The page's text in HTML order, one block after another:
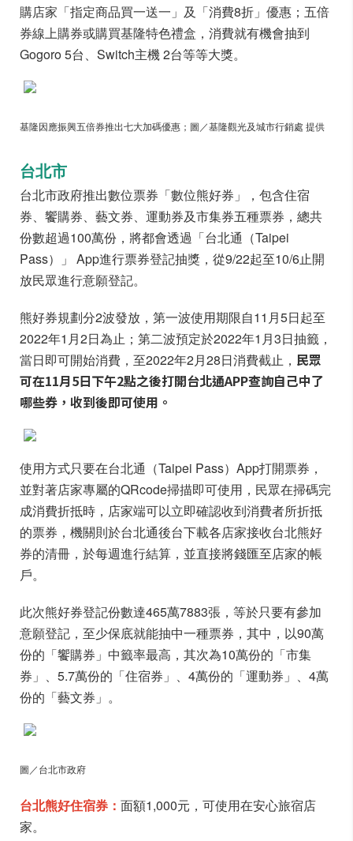
購店家「指定商品買一送一」及「消費8折」優惠；五倍
券線上購券或購買基隆特色禮盒，消費就有機會抽到
Gogoro 5台、Switch主機 2台等等大獎。
基隆因應振興五倍券推出七大加碼優惠；圖／基隆觀光及城市行銷處 提供
台北市
台北市政府推出數位票券「數位熊好券」，包含住宿
券、饗購券、藝文券、運動券及市集券五種票券，總共
份數超過100萬份，將都會透過「台北通（Taipei
Pass）」 App進行票券登記抽獎，從9/22起至10/6止開
放民眾進行意願登記。
熊好券規劃分2波發放，第一波使用期限自11月5日起至
2022年1月2日為止；第二波預定於2022年1月3日抽籤，
當日即可開始消費，至2022年2月28日消費截止， 民眾
可在11月5日下午2點之後打開台北通APP查詢自己中了
哪些券，收到後即可使用。
使用方式只要在台北通（Taipei Pass）App打開票券，
並對著店家專屬的QRcode掃描即可使用，民眾在掃碼完
成消費折抵時，店家端可以立即確認收到消費者所折抵
的票券，機關則於台北通後台下載各店家接收台北熊好
券的清冊，於每週進行結算，並直接將錢匯至店家的帳
戶。
此次熊好券登記份數達465萬7883張，等於只要有參加
意願登記，至少保底就能抽中一種票券，其中，以90萬
份的「饗購券」中籤率最高，其次為10萬份的「市集
券」、5.7萬份的「住宿券」、4萬份的「運動券」、4萬
份的「藝文券」。
圖／台北市政府
台北熊好住宿券： 面額1,000元，可使用在安心旅宿店
家。